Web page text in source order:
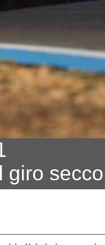
giro secco